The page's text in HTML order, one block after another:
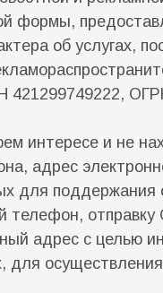
формы,
об услугах,
интересе и не
адрес
для
телефон,
адрес с целью